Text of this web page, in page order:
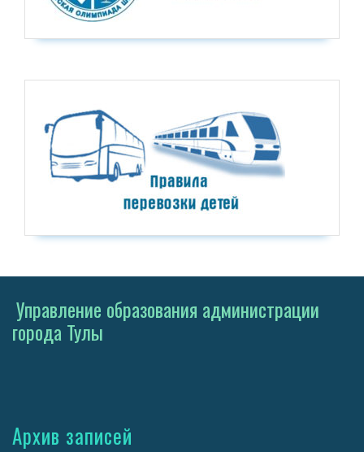
Управление образования администрации
города Тулы
Архив записей